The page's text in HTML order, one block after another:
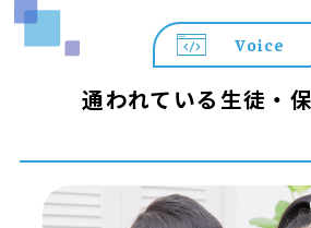
つきます。
Voice
通われている生徒・